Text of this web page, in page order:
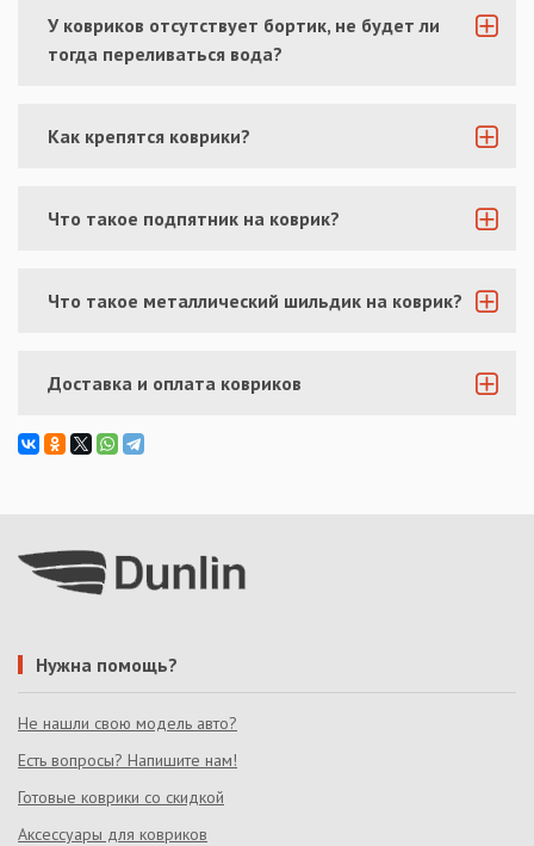
У ковриков отсутствует бортик, не будет ли
тогда переливаться вода?
Как крепятся коврики?
Что такое подпятник на коврик?
Что такое металлический шильдик на коврик?
Доставка и оплата ковриков
Нужна помощь?
Не нашли свою модель авто?
Есть вопросы? Напишите нам!
Готовые коврики со скидкой
Аксессуары для ковриков